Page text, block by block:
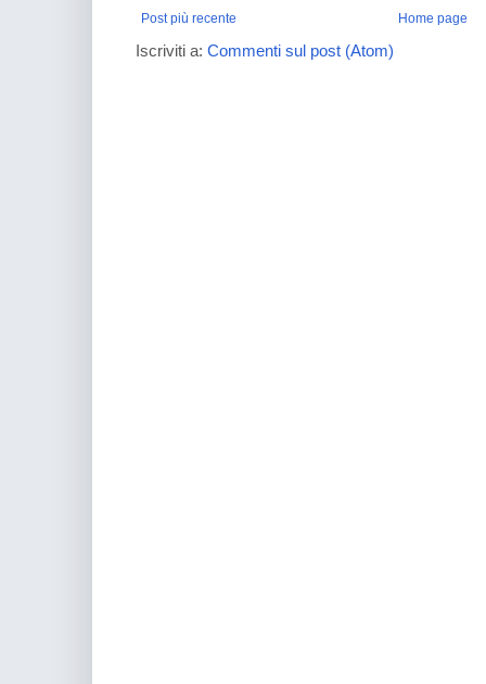
Post più recente Home page
Iscriviti a: Commenti sul post (Atom)